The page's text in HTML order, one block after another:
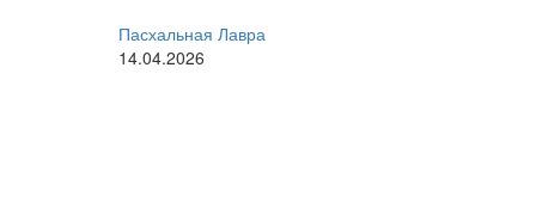
Пасхальная Лавра
14.04.2026